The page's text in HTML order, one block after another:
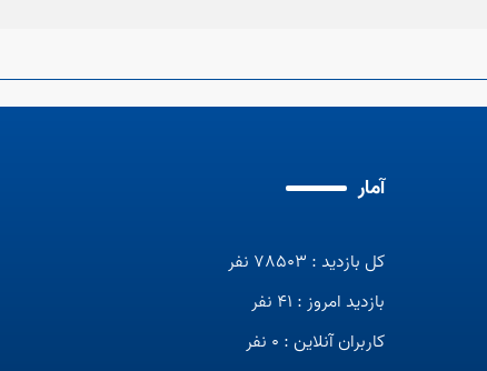
آمار
کل بازدید : 78503 نفر
بازدید امروز : 41 نفر
کاربران آنلاین : 0 نفر